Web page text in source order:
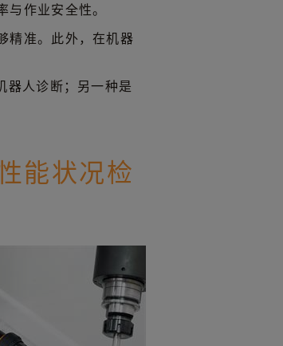
作业安全性。
精准。此外，在机器
器人诊断；另一种是
能状况检